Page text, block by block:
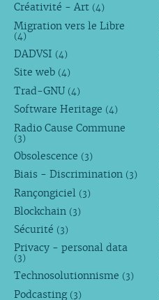
Créativité - Art (4)
Migration vers le Libre
(4)
DADVSI (4)
Site web (4)
Trad-GNU (4)
Software Heritage (4)
Radio Cause Commune
(3)
Obsolescence (3)
Biais - Discrimination (3)
Rançongiciel (3)
Blockchain (3)
Sécurité (3)
Privacy - personal data
(3)
Technosolutionnisme (3)
Podcasting (3)